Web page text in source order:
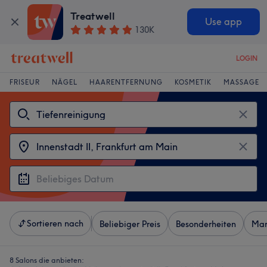
Treatwell
130K
Use app
LOGIN
FRISEUR NÄGEL HAARENTFERNUNG KOSMETIK MASSAGE
Sortieren nach Beliebiger Preis Besonderheiten
8 Salons die anbieten: